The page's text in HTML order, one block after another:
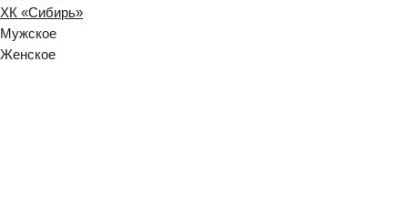
ХК «Сибирь»
Мужское
Женское